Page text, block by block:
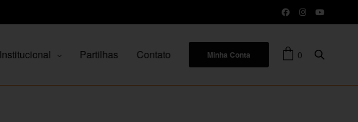
Institucional Partilhas Contato Minha Conta 0